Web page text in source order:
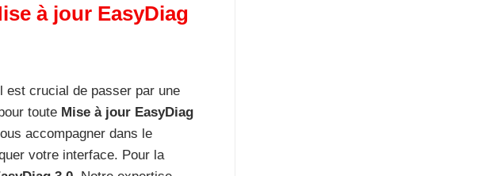
à jour EasyDiag
est crucial de passer par une
toute Mise à jour EasyDiag
accompagner dans le
votre interface. Pour la